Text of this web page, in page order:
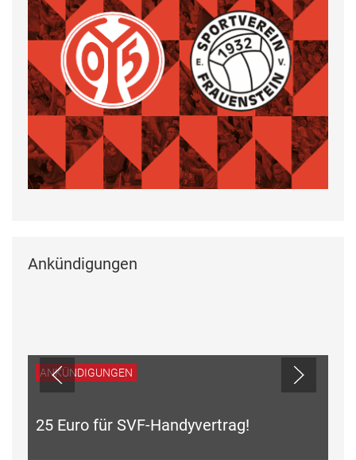
Ankündigungen
ANKÜNDIGUNGEN
25 Euro für SVF-Handyvertrag!